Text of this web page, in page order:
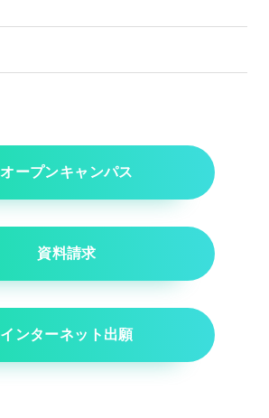
オープンキャンパス
資料請求
インターネット出願